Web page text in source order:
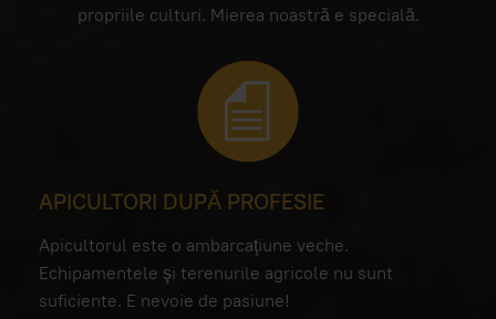
propriile culturi. Mierea noastră e specială.
APICULTORI DUPĂ PROFESIE
Apicultorul este o ambarcaţiune veche.
Echipamentele şi terenurile agricole nu sunt
suficiente. E nevoie de pasiune!